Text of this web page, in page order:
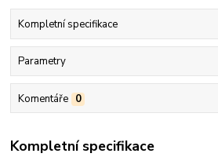
Kompletní specifikace
Parametry
Komentáře 0
Kompletní specifikace